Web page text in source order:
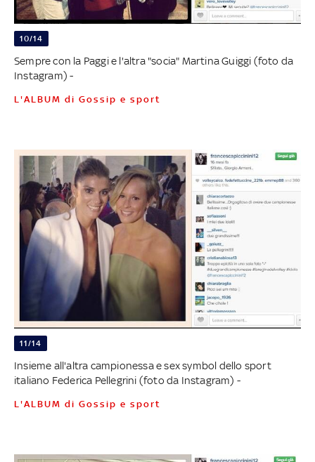
10/14
Sempre con la Paggi e l'altra "socia" Martina Guiggi (foto da
Instagram) -
L'ALBUM di Gossip e sport
11/14
Insieme all'altra campionessa e sex symbol dello sport
italiano Federica Pellegrini (foto da Instagram) -
L'ALBUM di Gossip e sport